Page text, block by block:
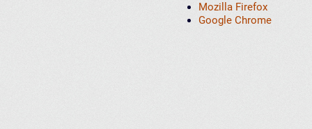
Mozilla Firefox
Google Chrome